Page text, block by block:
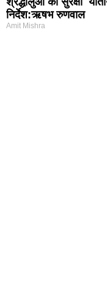
निर्देश:ऋषभ रुणवाल
Amit Mishra